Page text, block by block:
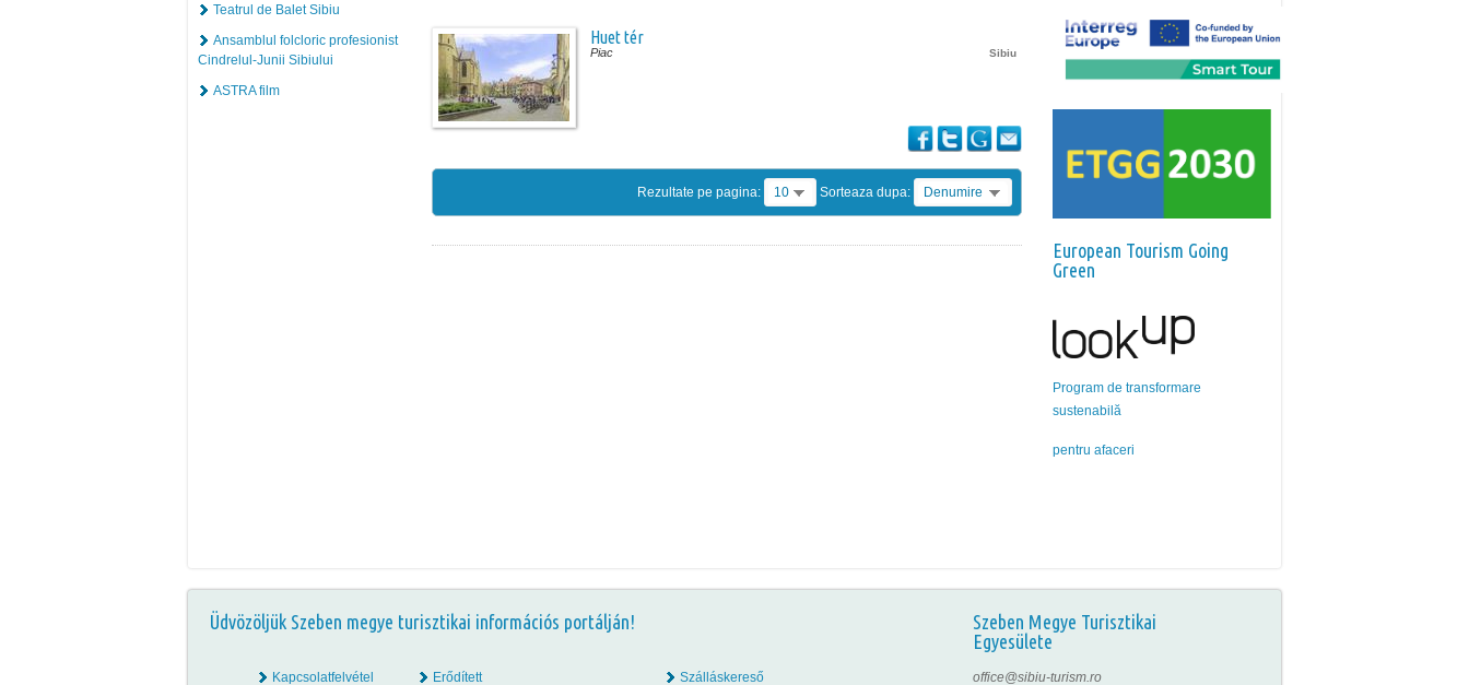
Teatrul de Balet Sibiu
Ansamblul folcloric profesionist
Cindrelul-Junii Sibiului
ASTRA film
Huet tér
Sibiu
Piac
Rezultate pe pagina: 10 Sorteaza dupa: Denumire
European Tourism Going
Green
Program de transformare
sustenabilă
pentru afaceri
Üdvözöljük Szeben megye turisztikai információs portálján!
Szeben Megye Turisztikai
Egyesülete
Kapcsolatfelvétel Erődített Szálláskereső office@sibiu-turism.ro